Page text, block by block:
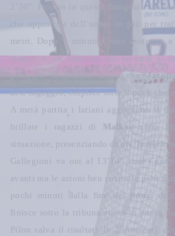
Proprio in questo frangente
che approfitta dell’uomo in più per
metri. Dopo 7 minuti Como costretto
reagire e col trascorre dei secondi si
pareggio finalmente arriva con
dell’ingaggio, colpisce forte il puck che
A metà partita i lariani aggiustano il
brillate i ragazzi di Malkov
sono
situazione, presenziando di più la
Gallegioni va out al 13’14” cosi i
avanti ma le azioni ben costruite però
pochi minuti dalla fine del primo
finisce sotto la tribuna vuota in panca
Pilon salva il risultato in 2 momenti,